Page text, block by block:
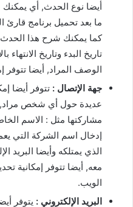
أيضا نوع الحدث, أي
كما يمكنك شرح هذا الحدث
تاريخ البدء وتاريخ
الوصف المراد, أيضا تتوفر
جهة الإتصال : تتوفر أيضا
عديدة حول أي شخص مراد,
مشاركتها مثل : الاسم
إدخال اسم الشركة التي
الذي يمتلكه وأيضا البريد
معه, أيضا تتوفر إمكانية
الويب.
البريد الإلكتروني : يتوفر